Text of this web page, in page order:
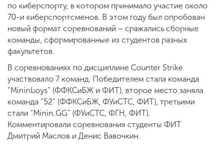
Приемная
комиссия
+7 (831) 262-26-20
по киберспорту, в котором принимало участие около
70-и киберспортсменов. В этом году был опробован
новый формат соревнований – сражались сборные
команды, сформированные из студентов разных
факультетов.
В соревнованиях по дисциплине Сounter Strike
участвовало 7 команд. Победителем стала команда
“Mininboys” (ФФКСиБЖ и ФИТ), второе место заняла
команда “52” (ФФКСиБЖ, ФУиСТС, ФИТ), третьими
стали “Minin.GG” (ФУиСТС, ФГН, ФИТ).
Комментировали соревнования студенты ФИТ
Дмитрий Маслов и Денис Вавочкин.